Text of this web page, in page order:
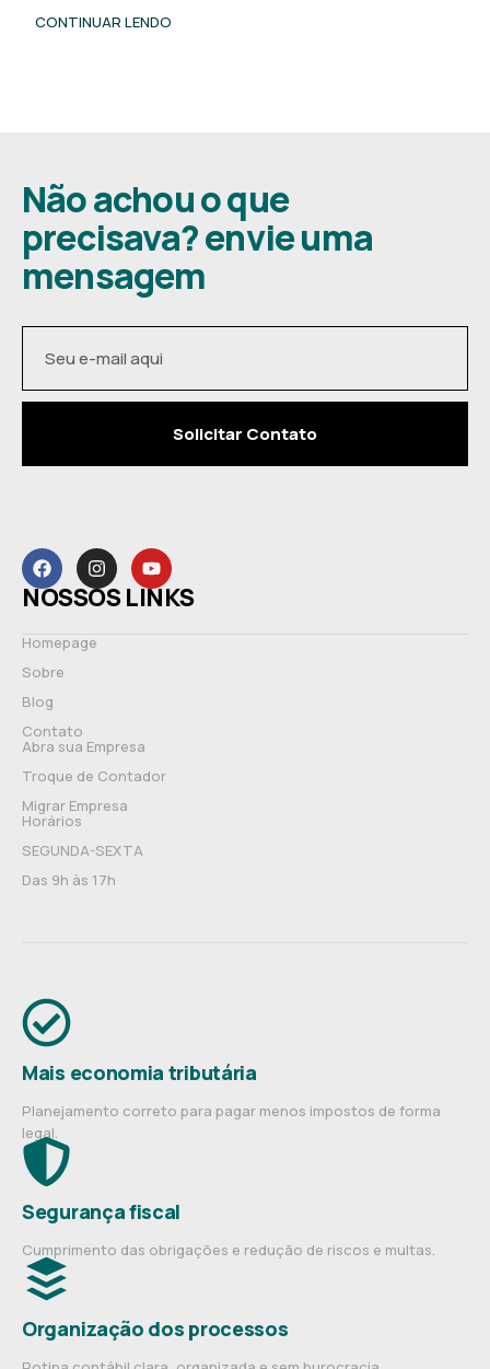
CONTINUAR LENDO
Não achou o que
precisava? envie uma
mensagem
Solicitar Contato
NOSSOS LINKS
Homepage
Sobre
Blog
Contato
Abra sua Empresa
Troque de Contador
Migrar Empresa
Horários
SEGUNDA-SEXTA
Das 9h às 17h
Mais economia tributária
Planejamento correto para pagar menos impostos de forma
legal.
Segurança fiscal
Cumprimento das obrigações e redução de riscos e multas.
Organização dos processos